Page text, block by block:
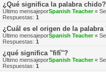
¿Qué significa la palabra chido?
Último mensajeporSpanish Teacher«
Respuestas: 1
¿Cuál es el origen de la
Último mensajeporSpanish Teacher«
Respuestas: 1
¿qué significa "fifí"?
Último mensajeporSpanish Teacher«
Respuestas: 1